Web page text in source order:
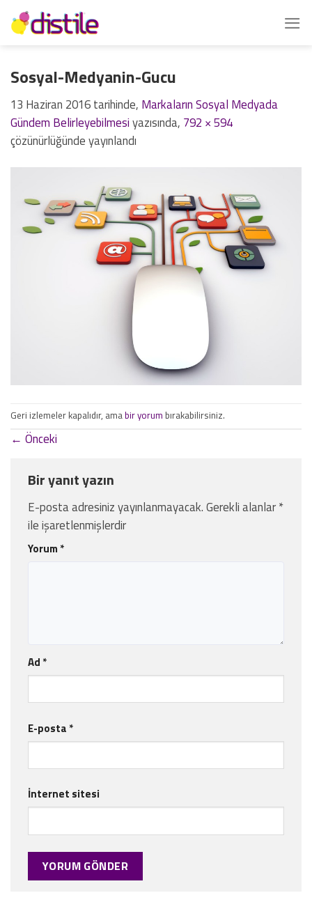
İçeriğe
atla
Sosyal-Medyanin-Gucu
13 Haziran 2016tarihinde, Markaların Sosyal Medyada
Gündem Belirleyebilmesiyazısında, 792 × 594
çözünürlüğünde yayınlandı
Geri izlemeler kapalıdır, amabir yorum bırakabilirsiniz.
← Önceki
Bir yanıt yazın
E-posta adresiniz yayınlanmayacak.Gerekli alanlar*
ile işaretlenmişlerdir
Yorum *
Ad *
E-posta *
İnternet sitesi